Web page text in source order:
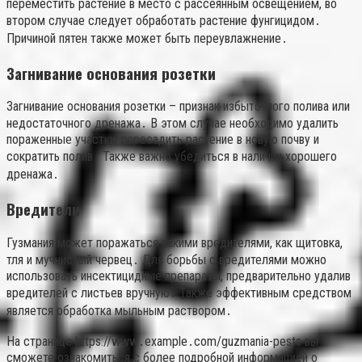
переместить растение в место с рассеянным освещением, во
втором случае следует обработать растение фунгицидом․
Причиной пятен также может быть переувлажнение․
Загнивание основания розетки
Загнивание основания розетки – признак избыточного полива или
недостаточного дренажа․ В этом случае необходимо удалить
пораженные участки, пересадить растение в новую почву и
сократить полив․ Также важно убедиться в наличии хорошего
дренажа․
Вредители
Гузмания может поражаться такими вредителями, как щитовка,
тля и мучнистый червец․ Для борьбы с вредителями можно
использовать инсектицидные препараты, предварительно удалив
вредителей с листьев вручную․ Также эффективным средством
является обработка мыльным раствором․
На странице https://www․example․com/guzmania-pests вы
сможете ознакомиться с более подробной информацией о